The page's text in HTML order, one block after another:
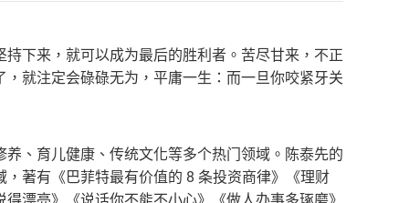
下来，就可以成为最后的胜利者。苦尽甘来，不正
就注定会碌碌无为，平庸一生：而一旦你咬紧牙关
、育儿健康、传统文化等多个热门领域。陈泰先的
著有《巴菲特最有价值的 8 条投资商律》《理财